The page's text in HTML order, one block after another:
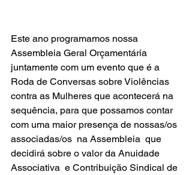
Este ano programamos nossa
Assembleia Geral Orçamentária
juntamente com um evento que é a
Roda de Conversas sobre Violências
contra as Mulheres que acontecerá na
sequência, para que possamos contar
com uma maior presença de nossas/os
associadas/os  na Assembleia  que
decidirá sobre o valor da Anuidade
Associativa  e Contribuição Sindical de